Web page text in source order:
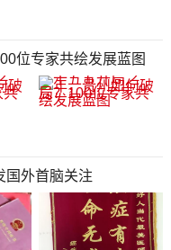
位专家共绘发展蓝图
国外首脑关注